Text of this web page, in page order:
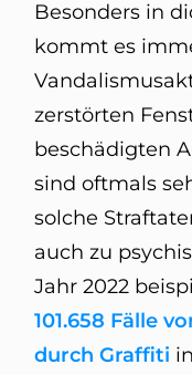
Besonders in
kommt es
zerstörten
beschädigten
sind oftmals
solche
auch zu
Jahr 2022
101.658 Fälle
durch Graffiti